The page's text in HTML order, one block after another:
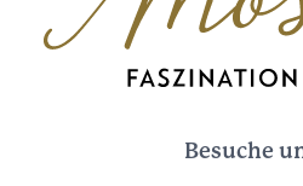
Besuche